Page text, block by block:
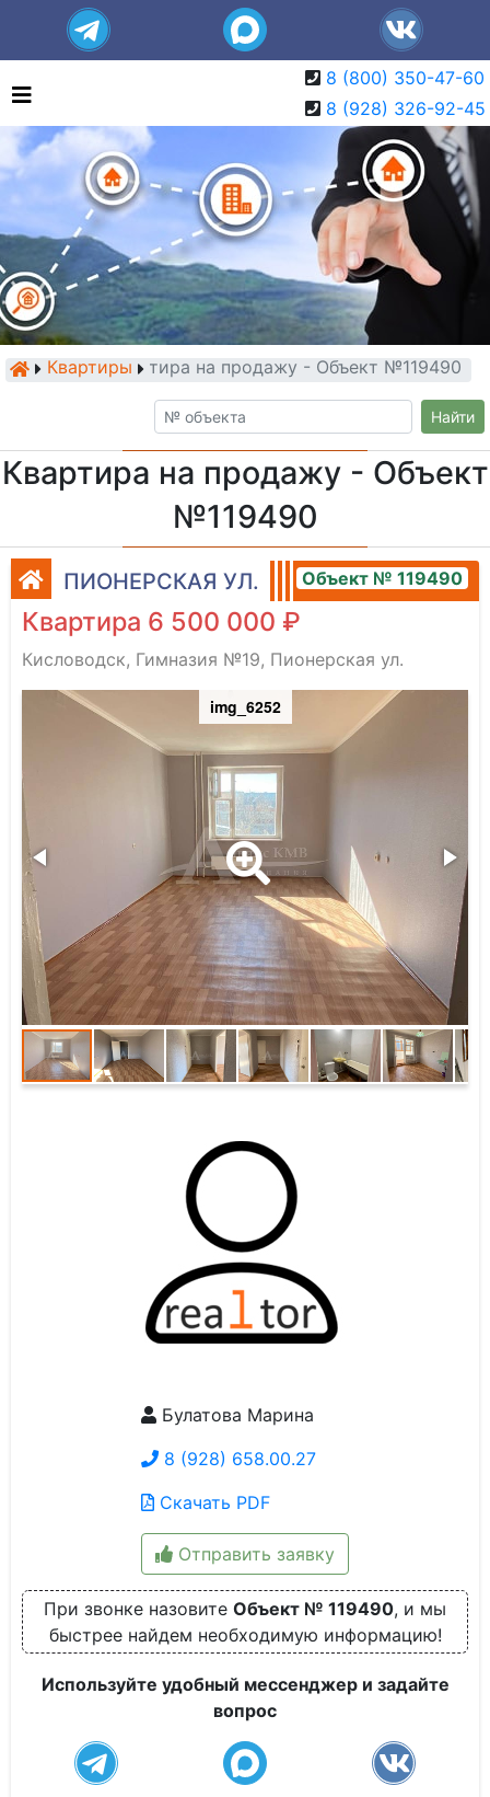
8 (800) 350-47-60
8 (928) 326-92-45
КвартирыКвартира на продажу - Объект №119490
Найти
Квартира на продажу - Объект
№119490
ПИОНЕРСКАЯ УЛ. Объект № 119490
Квартира 6 500 000 ₽
Кисловодск, Гимназия №19, Пионерская ул.
img_6252
Булатова Марина
8 (928) 658.00.27
Скачать PDF
Отправить заявку
При звонке назовите Объект № 119490, и мы
быстрее найдем необходимую информацию!
Используйте удобный мессенджер и задайте
вопрос